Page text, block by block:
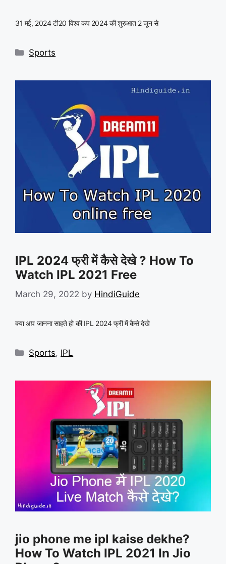
31 मई, 2024 टी20 विश्व कप 2024 की शुरुआत 2 जून से
Categories
Sports
IPL 2024 फ्री में कैसे देखे ? How To
Watch IPL 2021 Free
March 29, 2022 by HindiGuide
क्या आप जानना साहते हो की IPL 2024 फ्री में कैसे देखे
Categories
Sports, IPL
jio phone me ipl kaise dekhe?
How To Watch IPL 2021 In Jio